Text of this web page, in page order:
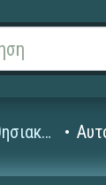
ΕΛΠΗΝΩΡ > Μαθησιακά Αντικείμενα